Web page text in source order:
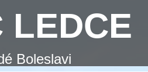
LEDCE
Boleslavi